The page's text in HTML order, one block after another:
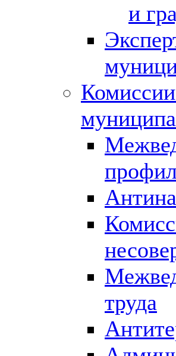
и
труда